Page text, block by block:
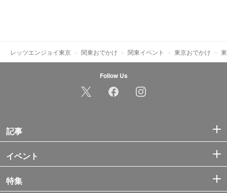
レッツエンジョイ東京 関東おでかけ 関東イベント 東京おでかけ
Follow Us
記事
イベント
特集